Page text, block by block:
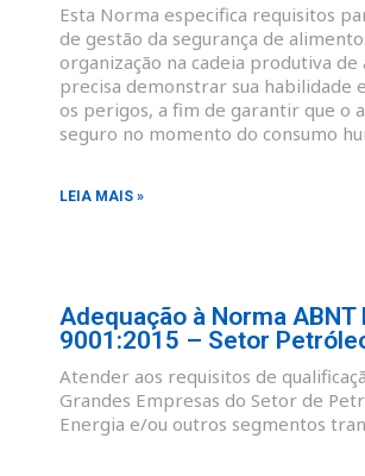
Esta Norma especifica requisitos
de gestão da segurança de
organização na cadeia produtiva de
precisa demonstrar sua habilidade
os perigos, a fim de garantir que o
seguro no momento do consumo
LEIA MAIS »
Adequação à Norma ABNT
9001:2015 – Setor
Atender aos requisitos de
Grandes Empresas do Setor de
Energia e/ou outros segmentos